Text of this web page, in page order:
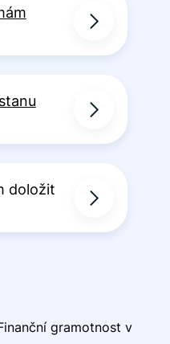
doložit
gramotnost v